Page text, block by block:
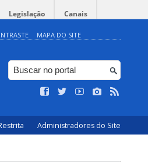
Legislação Canais
MAPA DO SITE
Administradores do Site